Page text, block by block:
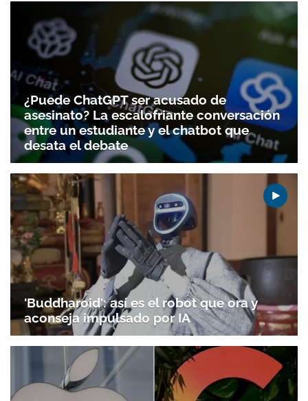
¿Puede ChatGPT ser acusado de
asesinato? La escalofriante conversación
entre un estudiante y el chatbot que
desata el debate
'Buddharoid': así es el robot que ora y
aconseja impulsado por IA